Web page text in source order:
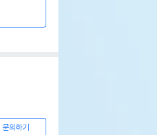
문의하기